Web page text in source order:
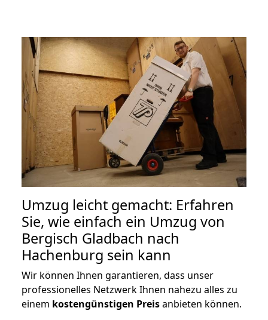
Umzug leicht gemacht: Erfahren
Sie, wie einfach ein Umzug von
Bergisch Gladbach nach
Hachenburg sein kann
Wir können Ihnen garantieren, dass unser
professionelles Netzwerk Ihnen nahezu alles zu
einem kostengünstigen Preisanbieten können.